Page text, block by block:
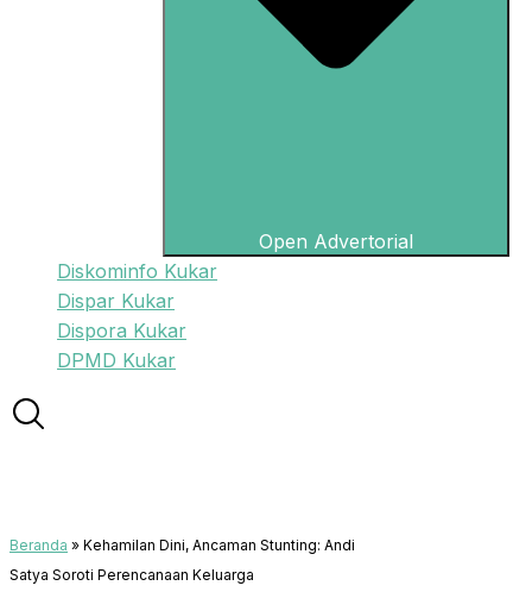
Open Advertorial
Diskominfo Kukar
Dispar Kukar
Dispora Kukar
DPMD Kukar
Beranda » Kehamilan Dini, Ancaman Stunting: Andi
Satya Soroti Perencanaan Keluarga